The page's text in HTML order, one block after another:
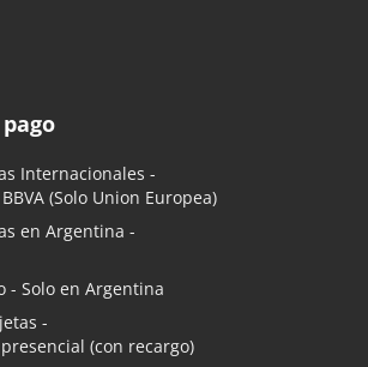
Internacionales -
(Solo Union Europea)
en Argentina -
- Solo en Argentina
-
(con recargo)